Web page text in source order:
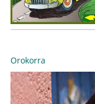
Orokorra